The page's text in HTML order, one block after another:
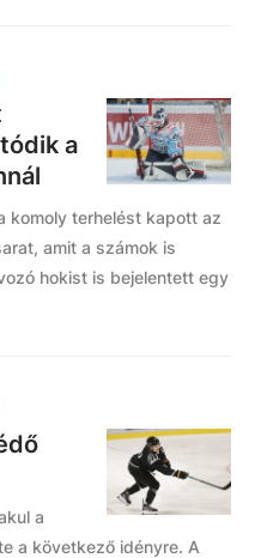
a
komoly terhelést kapott az
amit a számok is
hokist is bejelentett egy
a
a következő idényre. A